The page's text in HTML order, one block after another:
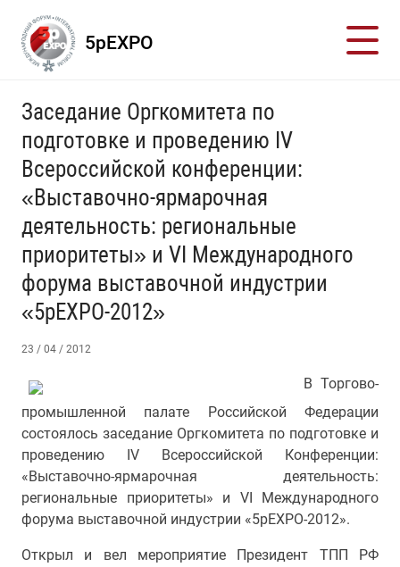
5pEXPO
Заседание Оргкомитета по
подготовке и проведению IV
Всероссийской конференции:
«Выставочно-ярмарочная
деятельность: региональные
приоритеты» и VI Международного
форума выставочной индустрии
«5pEXPO-2012»
23 / 04 / 2012
В Торгово-
промышленной палате Российской Федерации
состоялось заседание Оргкомитета по подготовке и
проведению IV Всероссийской Конференции:
«Выставочно-ярмарочная деятельность:
региональные приоритеты» и VI Международного
форума выставочной индустрии «5pEXPO-2012».
Открыл и вел мероприятие Президент ТПП РФ